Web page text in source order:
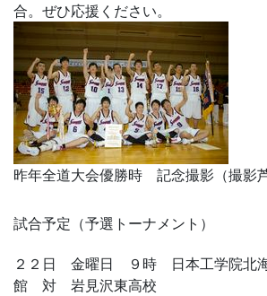
合。ぜひ応援ください。
昨年全道大会優勝時 記念撮影（撮影芦
試合予定（予選トーナメント）
２２日 金曜日 ９時 日本工学院北
館 対 岩見沢東高校